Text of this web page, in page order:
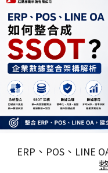
ERP、POS、LINE